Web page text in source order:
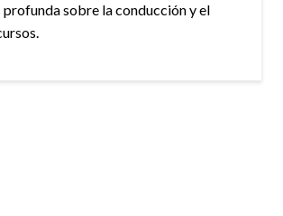
profunda sobre la conducción y el